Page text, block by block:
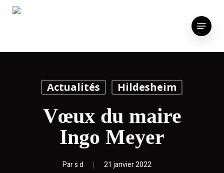
Skip
Menu
Actualités Hildesheim
Vœux du maire
Ingo Meyer
Pars d 21 janvier 2022